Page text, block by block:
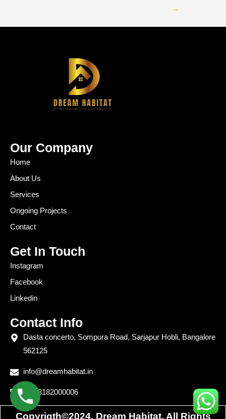
→
Our Company
Home
About Us
Services
Ongoing Projects
Contact
Get In Touch
Instagram
Facebook
Linkedin
Contact Info
Dasta concerto, Sompura Road, Sarjapur Hobli, Bangalore
562125
info@dreamhabitat.in
+91 8182000006
Copyrigth©2024. Dream Habitat. All Rights